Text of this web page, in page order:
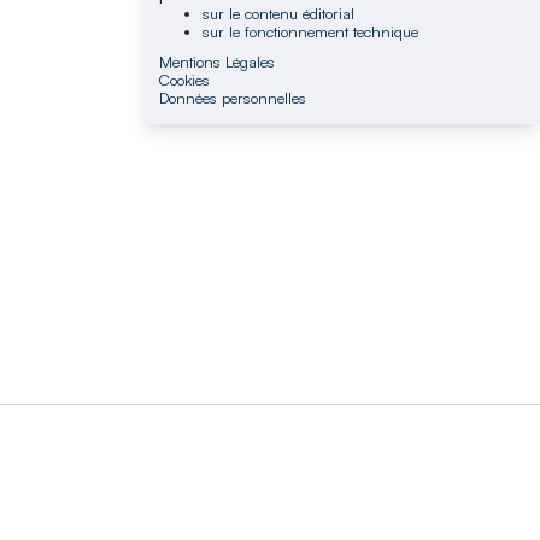
sur le contenu éditorial
sur le fonctionnement technique
Mentions Légales
Cookies
Données personnelles